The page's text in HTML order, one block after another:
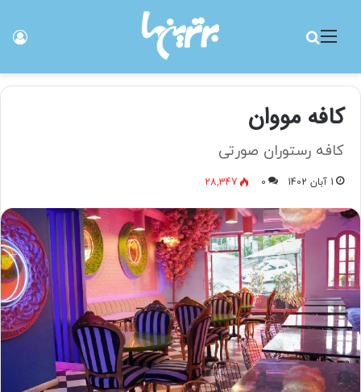
منو
کافه مووان
کافه رستوران صورتی
1 آبان 1402 0
28,347